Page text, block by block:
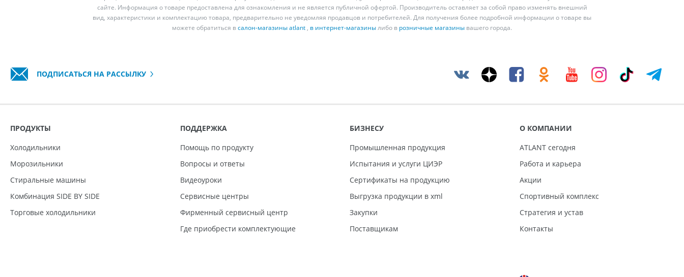
сайте. Информация о товаре предоставлена для ознакомления и не является публичной офертой. Производитель оставляет за собой право изменять внешний
вид, характеристики и комплектацию товара, предварительно не уведомляя продавцов и потребителей. Для получения более подробной информации о товаре вы
можете обратиться всалон-магазины atlant , в интернет-магазинылибо в розничные магазины вашего города.
ПОДПИСАТЬСЯ НА РАССЫЛКУ
ПРОДУКТЫ
Холодильники
Морозильники
Стиральные машины
Комбинация SIDE BY SIDE
Торговые холодильники
ПОДДЕРЖКА
Помощь по продукту
Вопросы и ответы
Видеоуроки
Сервисные центры
Фирменный сервисный центр
Где приобрести комплектующие
БИЗНЕСУ
Промышленная продукция
Испытания и услуги ЦИЭР
Сертификаты на продукцию
Выгрузка продукции в xml
Закупки
Поставщикам
О КОМПАНИИ
ATLANT сегодня
Работа и карьера
Акции
Спортивный комплекс
Стратегия и устав
Контакты